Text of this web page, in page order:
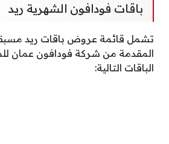
باقات فودافون الشهرية ريد
تشمل قائمة عروض باقات ريد
المقدمة من شركة فودافون عمان
الباقات التالية: